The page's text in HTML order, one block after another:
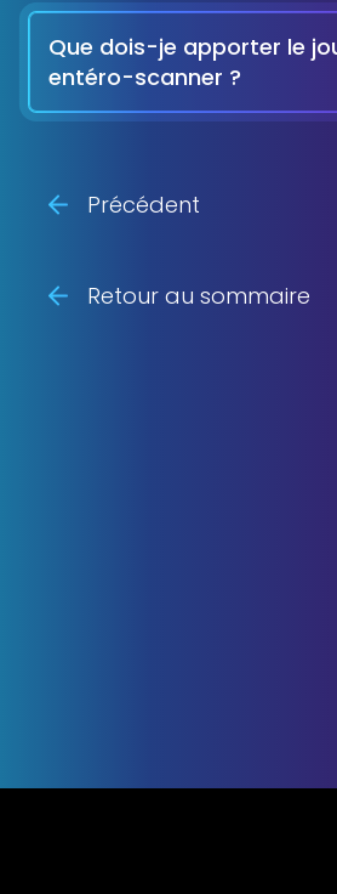
Que dois-je apporter le
entéro-scanner ?
Précédent
Retour au sommaire